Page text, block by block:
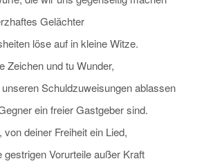
Gelächter
löse auf in kleine Witze.
Zeichen und tu Wunder,
Schuldzuweisungen ablassen
ein freier Gastgeber sind.
deiner Freiheit ein Lied,
gestrigen Vorurteile außer Kraft